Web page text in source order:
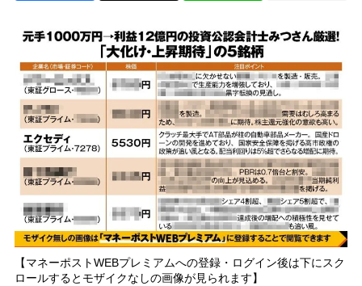
【マネーポストWEBプレミアムへの登録・ログイン後は下にスク
ロールするとモザイクなしの画像が見られます】